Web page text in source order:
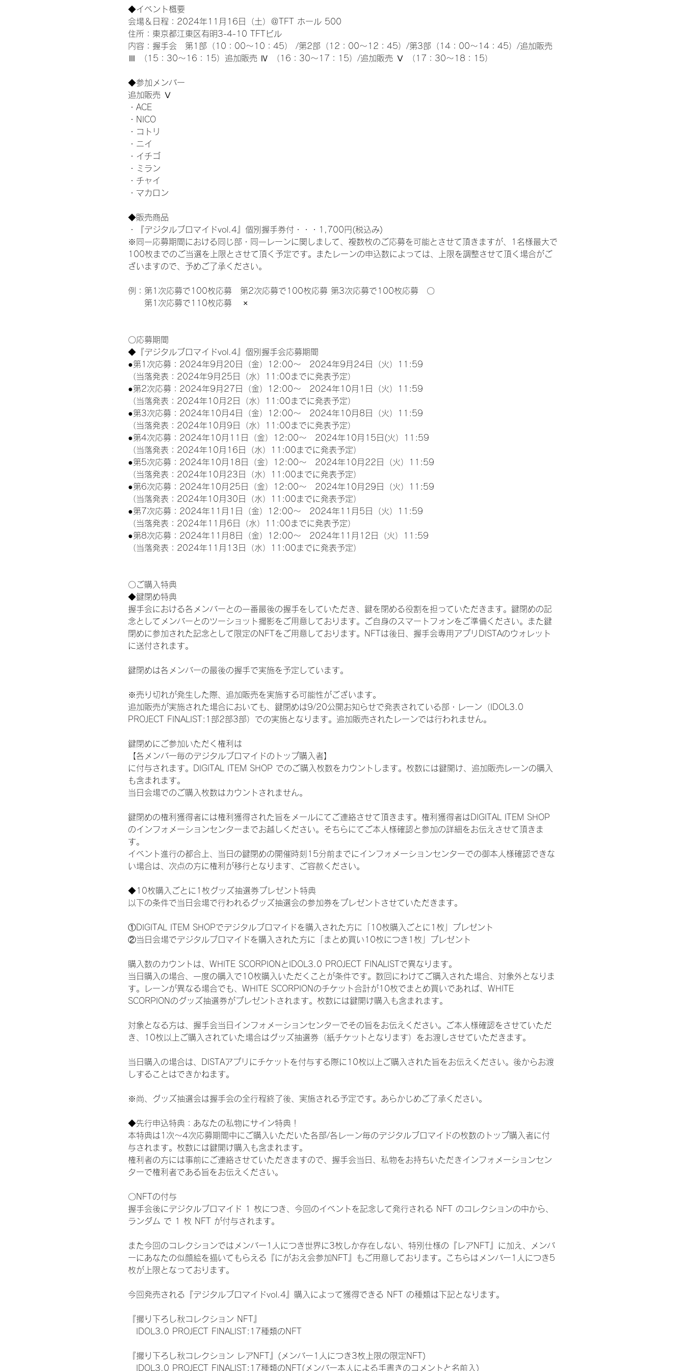
◆イベント概要
会場＆日程：2024年11月16日（土）＠TFT ホール 500
住所：東京都江東区有明3-4-10 TFTビル
内容：握手会　第1部（10：00～10：45） /第2部（12：00～12：45）/第3部（14：00～14：45）/追加販売
Ⅲ （15：30～16：15）追加販売 Ⅳ （16：30～17：15）/追加販売 Ⅴ （17：30～18：15）
◆参加メンバー
追加販売 Ⅴ
・ACE
・NICO
・コトリ
・ニイ
・イチゴ
・ミラン
・チャイ
・マカロン
◆販売商品
・『デジタルブロマイドvol.4』個別握手券付・・・1,700円(税込み)
※同一応募期間における同じ部・同一レーンに関しまして、複数枚のご応募を可能とさせて頂きますが、1名様最大で
100枚までのご当選を上限とさせて頂く予定です。またレーンの申込数によっては、上限を調整させて頂く場合がご
ざいますので、予めご了承ください。
例：第1次応募で100枚応募　第2次応募で100枚応募 第3次応募で100枚応募　〇
第1次応募で110枚応募　 ×
〇応募期間
◆『デジタルブロマイドvol.4』個別握手会応募期間
●第1次応募：2024年9月20日（金）12:00～　2024年9月24日（火）11:59
（当落発表：2024年9月25日（水）11:00までに発表予定）
●第2次応募：2024年9月27日（金）12:00～　2024年10月1日（火）11:59
（当落発表：2024年10月2日（水）11:00までに発表予定）
●第3次応募：2024年10月4日（金）12:00～　2024年10月8日（火）11:59
（当落発表：2024年10月9日（水）11:00までに発表予定）
●第4次応募：2024年10月11日（金）12:00～　2024年10月15日(火）11:59
（当落発表：2024年10月16日（水）11:00までに発表予定）
●第5次応募：2024年10月18日（金）12:00～　2024年10月22日（火）11:59
（当落発表：2024年10月23日（水）11:00までに発表予定）
●第6次応募：2024年10月25日（金）12:00～　2024年10月29日（火）11:59
（当落発表：2024年10月30日（水）11:00までに発表予定）
●第7次応募：2024年11月1日（金）12:00～　2024年11月5日（火）11:59
（当落発表：2024年11月6日（水）11:00までに発表予定）
●第8次応募：2024年11月8日（金）12:00～　2024年11月12日（火）11:59
（当落発表：2024年11月13日（水）11:00までに発表予定）
〇ご購入特典
◆鍵閉め特典
握手会における各メンバーとの一番最後の握手をしていただき、鍵を閉める役割を担っていただきます。鍵閉めの記
念としてメンバーとのツーショット撮影をご用意しております。ご自身のスマートフォンをご準備ください。また鍵
閉めに参加された記念として限定のNFTをご用意しております。NFTは後日、握手会専用アプリDISTAのウォレット
に送付されます。
鍵閉めは各メンバーの最後の握手で実施を予定しています。
※売り切れが発生した際、追加販売を実施する可能性がございます。
追加販売が実施された場合においても、鍵閉めは9/20公開お知らせで発表されている部・レーン（IDOL3.0
PROJECT FINALIST:1部2部3部）での実施となります。追加販売されたレーンでは行われません。
鍵閉めにご参加いただく権利は
【各メンバー毎のデジタルブロマイドのトップ購入者】
に付与されます。DIGITAL ITEM SHOP でのご購入枚数をカウントします。枚数には鍵開け、追加販売レーンの購入
も含まれます。
当日会場でのご購入枚数はカウントされません。
鍵閉めの権利獲得者には権利獲得された旨をメールにてご連絡させて頂きます。権利獲得者はDIGITAL ITEM SHOP
のインフォメーションセンターまでお越しください。そちらにてご本人様確認と参加の詳細をお伝えさせて頂きま
す。
イベント進行の都合上、当日の鍵閉めの開催時刻15分前までにインフォメーションセンターでの御本人様確認できな
い場合は、次点の方に権利が移行となります、ご容赦ください。
◆10枚購入ごとに1枚グッズ抽選券プレゼント特典
以下の条件で当日会場で行われるグッズ抽選会の参加券をプレゼントさせていただきます。
①DIGITAL ITEM SHOPでデジタルブロマイドを購入された方に「10枚購入ごとに1枚」プレゼント
②当日会場でデジタルブロマイドを購入された方に「まとめ買い10枚につき1枚」プレゼント
購入数のカウントは、WHITE SCORPIONとIDOL3.0 PROJECT FINALISTで異なります。
当日購入の場合、一度の購入で10枚購入いただくことが条件です。数回にわけてご購入された場合、対象外となりま
す。レーンが異なる場合でも、WHITE SCORPIONのチケット合計が10枚でまとめ買いであれば、WHITE
SCORPIONのグッズ抽選券がプレゼントされます。枚数には鍵開け購入も含まれます。
対象となる方は、握手会当日インフォメーションセンターでその旨をお伝えください。ご本人様確認をさせていただ
き、10枚以上ご購入されていた場合はグッズ抽選券（紙チケットとなります）をお渡しさせていただきます。
当日購入の場合は、DISTAアプリにチケットを付与する際に10枚以上ご購入された旨をお伝えください。後からお渡
しすることはできかねます。
※尚、グッズ抽選会は握手会の全行程終了後、実施される予定です。あらかじめご了承ください。
◆先行申込特典：あなたの私物にサイン特典！
本特典は1次〜4次応募期間中にご購入いただいた各部/各レーン毎のデジタルブロマイドの枚数のトップ購入者に付
与されます。枚数には鍵開け購入も含まれます。
権利者の方には事前にご連絡させていただきますので、握手会当日、私物をお持ちいただきインフォメーションセン
ターで権利者である旨をお伝えください。
〇NFTの付与
握手会後にデジタルブロマイド 1 枚につき、今回のイベントを記念して発行される NFT のコレクションの中から、
ランダム で 1 枚 NFT が付与されます。
また今回のコレクションではメンバー1人につき世界に3枚しか存在しない、特別仕様の『レアNFT』に加え、メンバ
ーにあなたの似顔絵を描いてもらえる『にがおえ会参加NFT』もご用意しております。こちらはメンバー1人につき5
枚が上限となっております。
今回発売される『デジタルブロマイドvol.4』購入によって獲得できる NFT の種類は下記となります。
『撮り下ろし秋コレクション NFT』
IDOL3.0 PROJECT FINALIST:17種類のNFT
『撮り下ろし秋コレクション レアNFT』(メンバー1人につき3枚上限の限定NFT)
IDOL3.0 PROJECT FINALIST:17種類のNFT(メンバー本人による手書きのコメントと名前入)